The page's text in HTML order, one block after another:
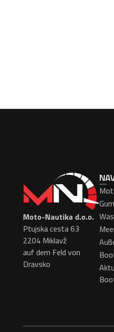
Moto-Nautika d.o.o.
Ptujska cesta 63
2204 Miklavž
auf dem Feld von
Dravsko